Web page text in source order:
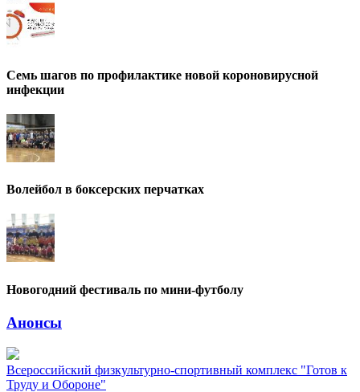
Семь шагов по профилактике новой короновирусной
инфекции
Волейбол в боксерских перчатках
Новогодний фестиваль по мини-футболу
Анонсы
Всероссийский физкультурно-спортивный комплекс "Готов к
Труду и Обороне"